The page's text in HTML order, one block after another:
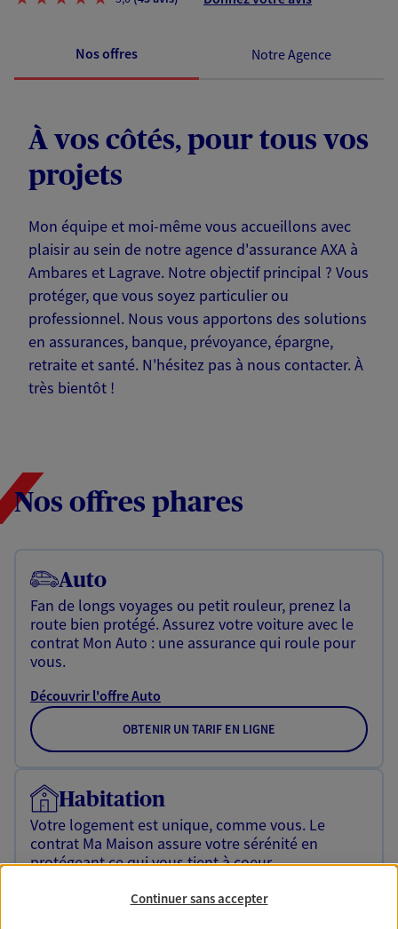
Nos offres Notre Agence
À vos côtés, pour tous vos
projets
Mon équipe et moi-même vous accueillons avec
plaisir au sein de notre agence d'assurance AXA à
Ambares et Lagrave. Notre objectif principal ? Vous
protéger, que vous soyez particulier ou
professionnel. Nous vous apportons des solutions
en assurances, banque, prévoyance, épargne,
retraite et santé. N'hésitez pas à nous contacter. À
très bientôt !
Nos offres phares
Auto
Fan de longs voyages ou petit rouleur, prenez la
route bien protégé. Assurez votre voiture avec le
contrat Mon Auto : une assurance qui roule pour
vous.
Découvrir l'offre Auto
OBTENIR UN TARIF EN LIGNE
Habitation
Votre logement est unique, comme vous. Le
contrat Ma Maison assure votre sérénité en
protégeant ce qui vous tient à coeur.
Découvrir l'offre HabitationContinuer sans accepter